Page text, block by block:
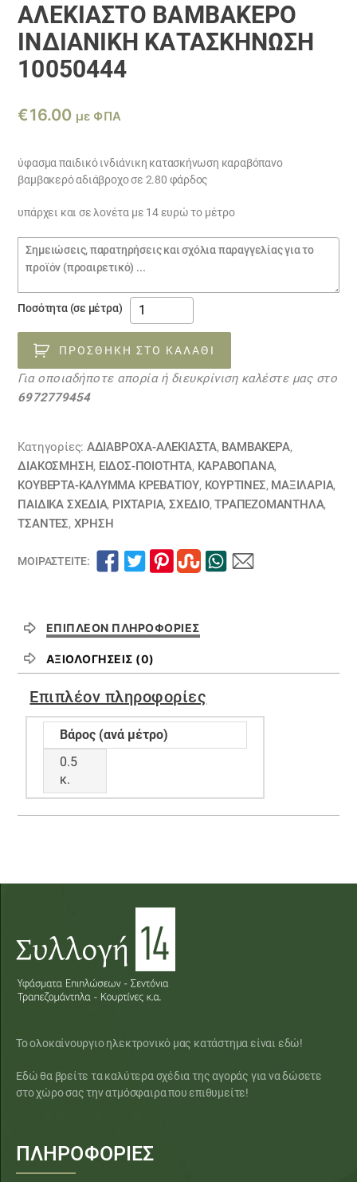
ΑΛΈΚΙΑΣΤΟ ΒΑΜΒΑΚΕΡΌ
ΙΝΔΙΑΝΙΚΗ ΚΑΤΑΣΚΗΝΩΣΗ
10050444
€16.00 με ΦΠΑ
ύφασμα παιδικό ινδιάνικη κατασκήνωση καραβόπανο
βαμβακερό αδιάβροχο σε 2.80 φάρδος
υπάρχει και σε λονέτα με 14 ευρώ το μέτρο
Σημειώσεις
παραγγελίας
Ποσότητα (σε μέτρα)
Αλέκιαστο
βαμβακερό
ΙΝΔΙΑΝΙΚΗ
ΚΑΤΑΣΚΗΝΩΣΗ
10050444
ΠΡΟΣΘΉΚΗ ΣΤΟ ΚΑΛΆΘΙ
Για οποιαδήποτε απορία ή διευκρίνιση καλέστε μας στο
6972779454
Κατηγορίες: ΑΔΙΆΒΡΟΧΑ-ΑΛΈΚΙΑΣΤΑ, ΒΑΜΒΑΚΕΡΆ,
ΔΙΑΚΟΣΜΗΣΗ, ΕΙΔΟΣ-ΠΟΙΟΤΗΤΑ, ΚΑΡΑΒΌΠΑΝΑ,
ΚΟΥΒΈΡΤΑ-ΚΆΛΥΜΜΑ ΚΡΕΒΑΤΙΟΎ, ΚΟΥΡΤΊΝΕΣ, ΜΑΞΙΛΆΡΙΑ,
ΠΑΙΔΙΚΆ ΣΧΈΔΙΑ, ΡΙΧΤΆΡΙΑ, ΣΧΕΔΙΟ,ΤΡΑΠΕΖΟΜΆΝΤΗΛΑ,
ΤΣΆΝΤΕΣ, ΧΡΗΣΗ
ΜΟΙΡΑΣΤΕΊΤΕ:
ΕΠΙΠΛΈΟΝ ΠΛΗΡΟΦΟΡΊΕΣ
ΑΞΙΟΛΟΓΉΣΕΙΣ (0)
Επιπλέον πληροφορίες
Βάρος (ανά μέτρο)
0.5
κ.
Το ολοκαίνουργιο ηλεκτρονικό μας κατάστημα είναι εδώ!
Εδώ θα βρείτε τα καλύτερα σχέδια της αγοράς για να δώσετε
στο χώρο σας την ατμόσφαιρα που επιθυμείτε!
ΠΛΗΡΟΦΟΡΙΕΣ